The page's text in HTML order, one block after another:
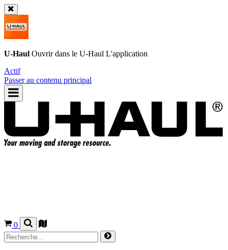
U-Haul Ouvrir dans le U-Haul L'application
Actif
Passer au contenu principal
0